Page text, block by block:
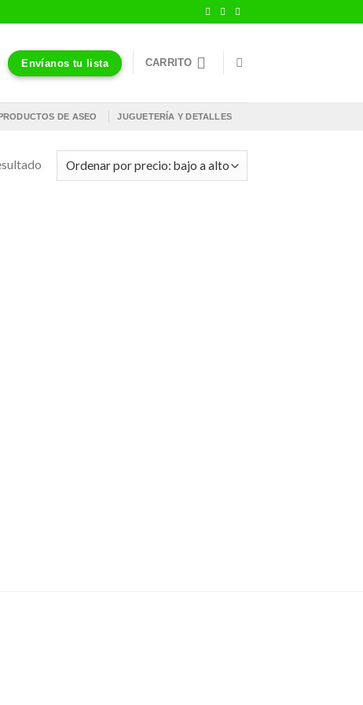
Envíanos tu lista CARRITO
DE ASEO JUGUETERÍA Y DETALLES